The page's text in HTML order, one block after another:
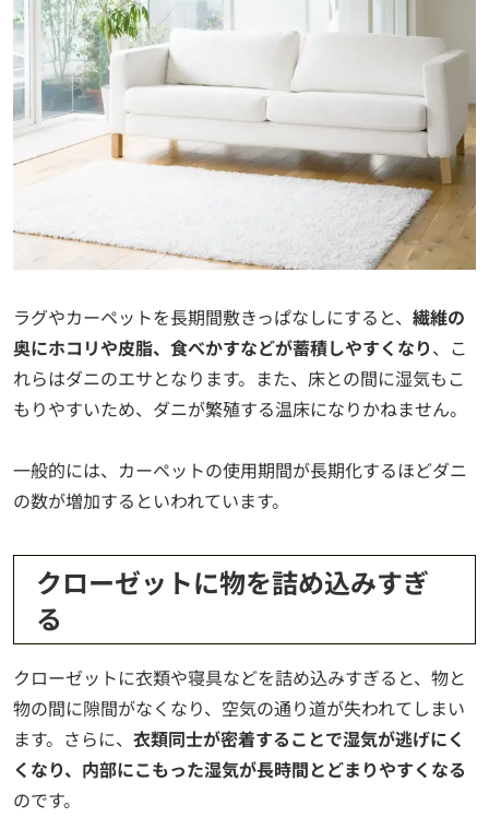
ラグやカーペットを長期間敷きっぱなしにすると、 繊維の
奥にホコリや皮脂、食べかすなどが蓄積しやすくなり、こ
れらはダニのエサとなります。また、床との間に湿気もこ
もりやすいため、ダニが繁殖する温床になりかねません。
一般的には、カーペットの使用期間が長期化するほどダニ
の数が増加するといわれています。
クローゼットに物を詰め込みすぎ
る
クローゼットに衣類や寝具などを詰め込みすぎると、物と
物の間に隙間がなくなり、空気の通り道が失われてしまい
ます。さらに、 衣類同士が密着することで湿気が逃げにく
くなり、内部にこもった湿気が長時間とどまりやすくなる
のです。